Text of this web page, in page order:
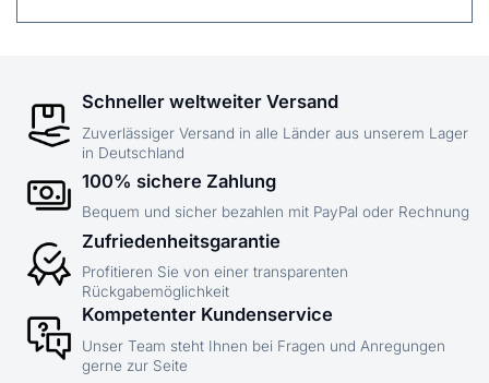
Schneller weltweiter Versand
Zuverlässiger Versand in alle Länder aus unserem Lager
in Deutschland
100% sichere Zahlung
Bequem und sicher bezahlen mit PayPal oder Rechnung
Zufriedenheitsgarantie
Profitieren Sie von einer transparenten
Rückgabemöglichkeit
Kompetenter Kundenservice
Unser Team steht Ihnen bei Fragen und Anregungen
gerne zur Seite